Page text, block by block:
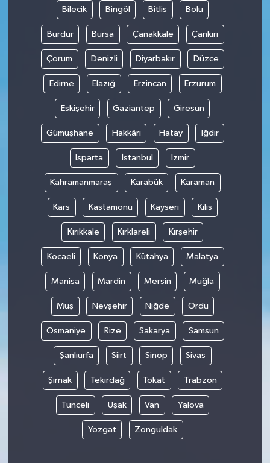
Bilecik Bingöl Bitlis Bolu
Burdur Bursa Çanakkale Çankırı
Çorum Denizli Diyarbakır Düzce
Edirne Elazığ Erzincan Erzurum
Eskişehir Gaziantep Giresun
Gümüşhane Hakkâri Hatay Iğdır
Isparta İstanbul İzmir
Kahramanmaraş Karabük Karaman
Kars Kastamonu Kayseri Kilis
Kırıkkale Kırklareli Kırşehir
Kocaeli Konya Kütahya Malatya
Manisa Mardin Mersin Muğla
Muş Nevşehir Niğde Ordu
Osmaniye Rize Sakarya Samsun
Şanlıurfa Siirt Sinop Sivas
Şırnak Tekirdağ Tokat Trabzon
Tunceli Uşak Van Yalova
Yozgat Zonguldak